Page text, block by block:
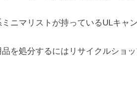
ニマリストが持っているULキャ
を処分するにはリサイクルショ